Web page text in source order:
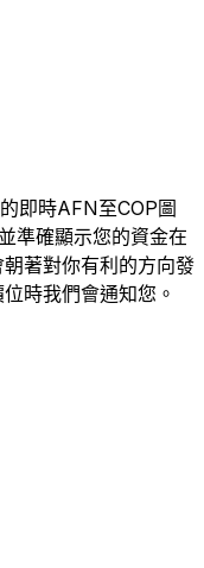
即時AFN至COP圖
準確顯示您的資金在
著對你有利的方向發
時我們會通知您。